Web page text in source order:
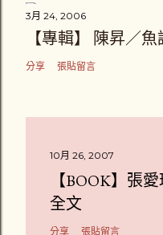
3月 24, 2006
【專輯】 陳昇／魚
分享 張貼留言
10月 26, 2007
【BOOK】張
全文
分享 張貼留言